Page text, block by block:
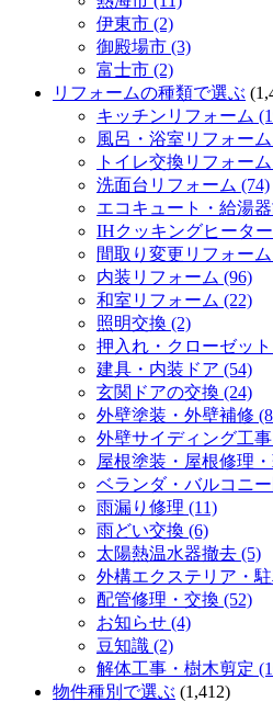
伊東市 (2)
御殿場市 (3)
富士市 (2)
リフォームの種類で選ぶ
キッチンリフォーム
風呂・浴室リフォーム
トイレ交換リフォー
洗面台リフォーム (74)
エコキュート・給湯
IHクッキングヒータ
間取り変更リフォー
内装リフォーム (96)
和室リフォーム (22)
照明交換 (2)
押入れ・クローゼッ
建具・内装ドア (54)
玄関ドアの交換 (24)
外壁塗装・外壁補修
外壁サイディング工
屋根塗装・屋根修理
ベランダ・バルコニ
雨漏り修理 (11)
雨どい交換 (6)
太陽熱温水器撤去 (5)
外構エクステリア・
配管修理・交換 (52)
お知らせ (4)
豆知識 (2)
解体工事・樹木剪定
物件種別で選ぶ (1,412)